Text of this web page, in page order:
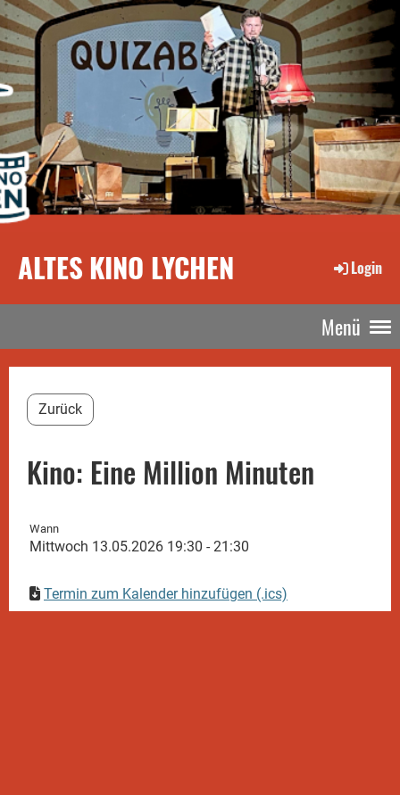
ALTES KINO LYCHEN Login
Menü
Zurück
Kino: Eine Million Minuten
Wann
Mittwoch 13.05.2026 19:30 - 21:30
Termin zum Kalender hinzufügen (.ics)